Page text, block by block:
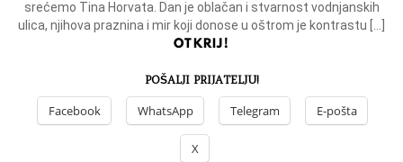
srećemo Tina Horvata. Dan je oblačan i stvarnost vodnjanskih
ulica, njihova praznina i mir koji donose u oštrom je kontrastu […]
OTKRIJ!
POŠALJI PRIJATELJU!
Facebook WhatsApp Telegram E-pošta
X